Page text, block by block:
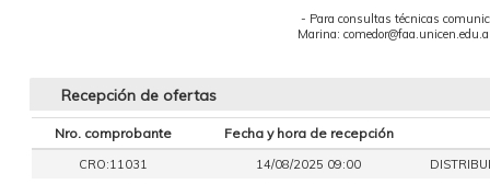
- Para consultas técnicas
Marina:
Recepción de ofertas
Nro. comprobante Fecha y hora de recepción
CRO:11031 14/08/2025 09:00